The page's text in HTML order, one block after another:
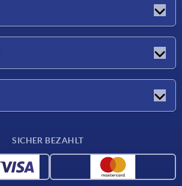
SICHER BEZAHLT